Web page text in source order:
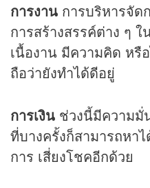
การงาน การบริหารจัด
การสร้างสรรค์ต่าง ๆ
เนื้องาน มีความคิด หรื
ถือว่ายังทำได้ดีอยู่
การเงิน ช่วงนี้มีความมั่
ที่บางครั้งก็สามารถหา
การ เสี่ยงโชคอีกด้วย